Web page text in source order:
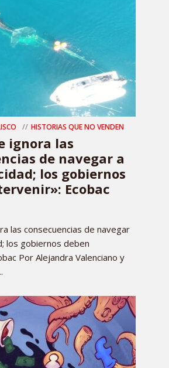
HISTORIAS QUE NO VENDEN
ignora las
de navegar a
los gobiernos
Ecobac
las consecuencias de navegar
los gobiernos deben
Por Alejandra Valenciano y